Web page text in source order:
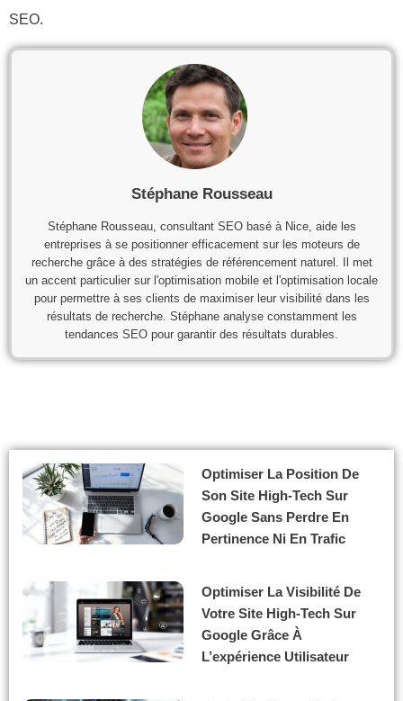
SEO.
Stéphane Rousseau
Stéphane Rousseau, consultant SEO basé à Nice, aide les
entreprises à se positionner efficacement sur les moteurs de
recherche grâce à des stratégies de référencement naturel. Il met
un accent particulier sur l'optimisation mobile et l'optimisation locale
pour permettre à ses clients de maximiser leur visibilité dans les
résultats de recherche. Stéphane analyse constamment les
tendances SEO pour garantir des résultats durables.
Optimiser La Position De
Son Site High-Tech Sur
Google Sans Perdre En
Pertinence Ni En Trafic
Optimiser La Visibilité De
Votre Site High-Tech Sur
Google Grâce À
L’expérience Utilisateur